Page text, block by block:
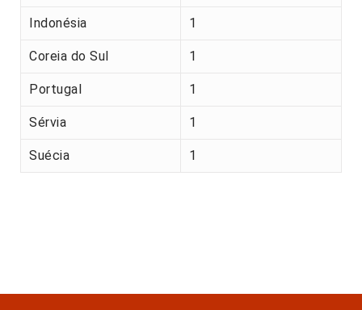
Indonésia 1
Coreia do Sul 1
Portugal 1
Sérvia 1
Suécia 1